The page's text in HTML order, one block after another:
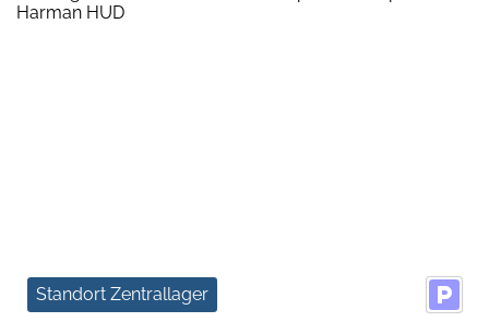
Standort Zentrallager